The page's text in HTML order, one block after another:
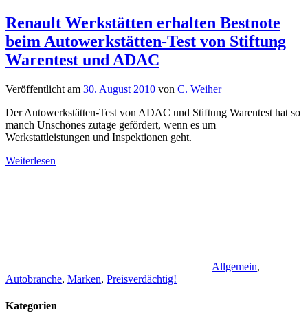
Renault Werkstätten erhalten Bestnote
beim Autowerkstätten-Test von Stiftung
Warentest und ADAC
Veröffentlicht am 30. August 2010 von C. Weiher
Der Autowerkstätten-Test von ADAC und Stiftung Warentest hat so
manch Unschönes zutage gefördert, wenn es um
Werkstattleistungen und Inspektionen geht.
Weiterlesen
Allgemein,
Autobranche, Marken, Preisverdächtig!
Kategorien